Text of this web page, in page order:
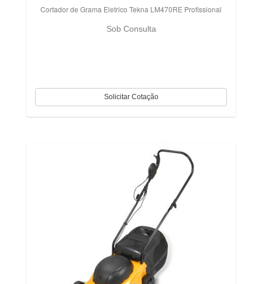
Cortador de Grama Eletrico Tekna LM470RE Profissional
Sob Consulta